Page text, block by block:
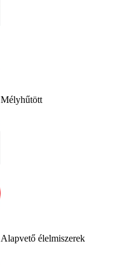
Mélyhűtött
Alapvető élelmiszerek